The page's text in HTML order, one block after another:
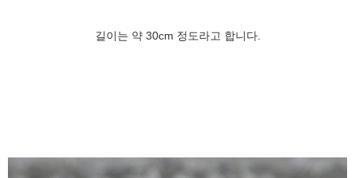
길이는 약 30cm 정도라고 합니다.